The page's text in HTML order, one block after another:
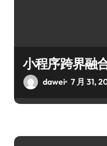
小程序跨界融
dawei 7 月 31,